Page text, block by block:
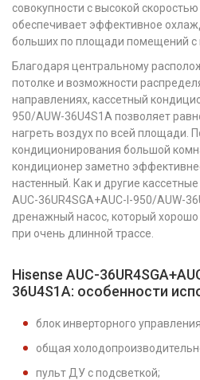
совокупности с высокой
обеспечивает эффективное
больших по площади помещений с
Благодаря центральному
потолке и возможности
направлениях, кассетный
950/AUW-36U4S1A позволяет
нагреть воздух по всей площади.
кондиционирования большой
кондиционер заметно
настенный. Как и другие
AUC-36UR4SGA+AUC-I-950/AUW-
дренажный насос, который
при очень длинной трассе.
Hisense AUC-
36U4S1A: особенности
блок инверторного
общая
пульт ДУ с подсветкой;